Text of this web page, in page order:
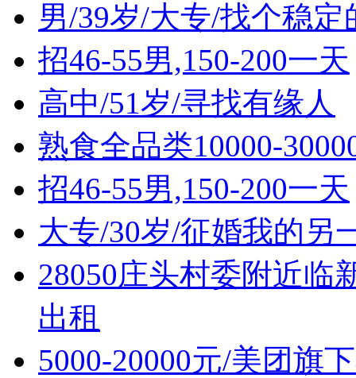
男/39岁/大专/找个稳定
招46-55男,150-200一天
高中/51岁/寻找有缘人
熟食全品类10000-
招46-55男,150-200一天
大专/30岁/征婚我的另
28050庄头村委附近临
出租
5000-20000元/美团旗